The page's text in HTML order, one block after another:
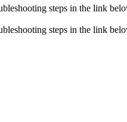
steps in the link
steps in the link